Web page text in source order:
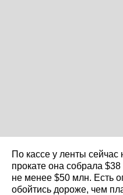
По кассе у ленты
прокате она собрала
не менее $50 млн. Есть
обойтись дороже, чем